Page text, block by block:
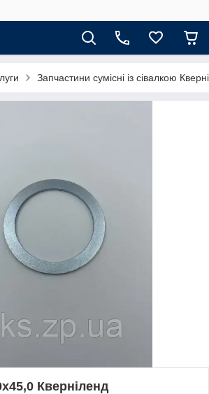
Запчастини сумісні із сівалкою
Кверніленд